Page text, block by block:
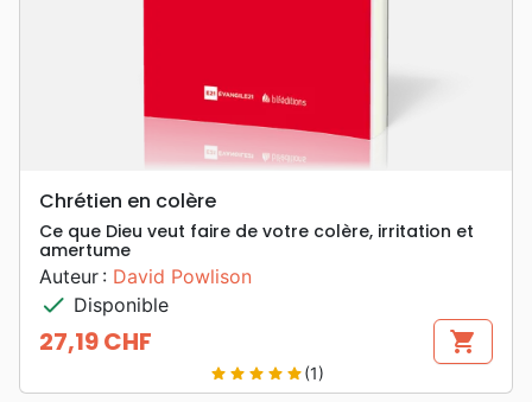
Chrétien en colère
Ce que Dieu veut faire de votre colère, irritation et
amertume
Auteur : David Powlison
check Disponible
Prix
27,19 CHF shopping_cart
star star star star star(1)